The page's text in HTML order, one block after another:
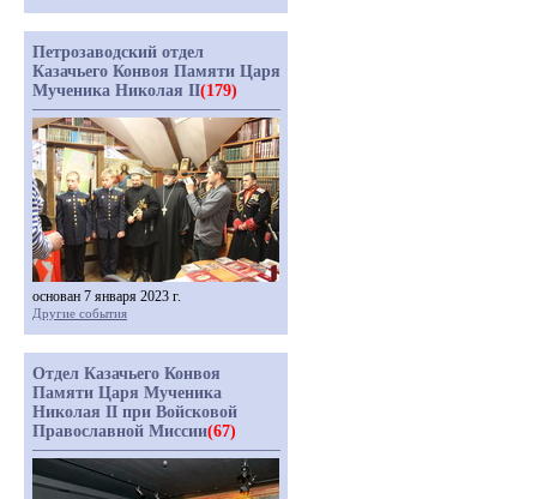
Петрозаводский отдел
Казачьего Конвоя Памяти Царя
Мученика Николая II(179)
основан 7 января 2023 г.
Другие события
Отдел Казачьего Конвоя
Памяти Царя Мученика
Николая II при Войсковой
Православной Миссии(67)